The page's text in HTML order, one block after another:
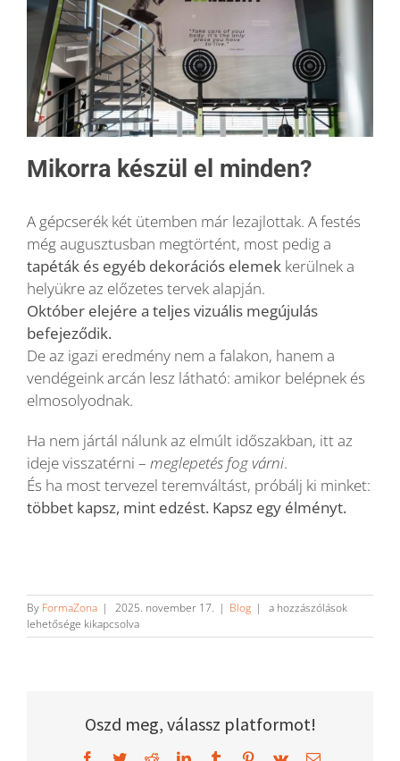
Mikorra készül el minden?
A gépcserék két ütemben már lezajlottak. A festés
még augusztusban megtörtént, most pedig a
tapéták és egyéb dekorációs elemekkerülnek a
helyükre az előzetes tervek alapján.
Október elejére a teljes vizuális megújulás
befejeződik.
De az igazi eredmény nem a falakon, hanem a
vendégeink arcán lesz látható: amikor belépnek és
elmosolyodnak.
Ha nem jártál nálunk az elmúlt időszakban, itt az
ideje visszatérni – meglepetés fog várni.
És ha most tervezel teremváltást, próbálj ki minket:
többet kapsz, mint edzést. Kapsz egy élményt.
By FormaZona | 2025. november 17. | Blog |
Újjászületett
FormaZona
16
év
után
a hozzászólások
lehetősége kikapcsolva
Oszd meg, válassz platformot!
Facebook
TwitterRedditLinkedInTumblrPinterest
Vk Email